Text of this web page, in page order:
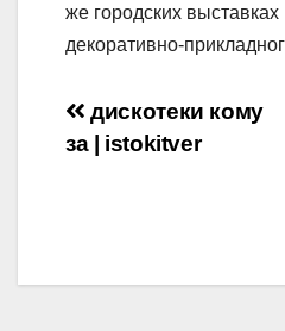
же городских выставках
декоративно-
Навигация
по
дискотеки кому
за | istokitver